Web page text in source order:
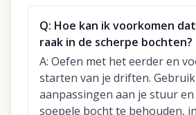
Q: Hoe kan ik voorkomen
raak in de scherpe bochten?
A: Oefen met het eerder en
starten van je driften.
aanpassingen aan je stuur
soepele bocht te behouden,